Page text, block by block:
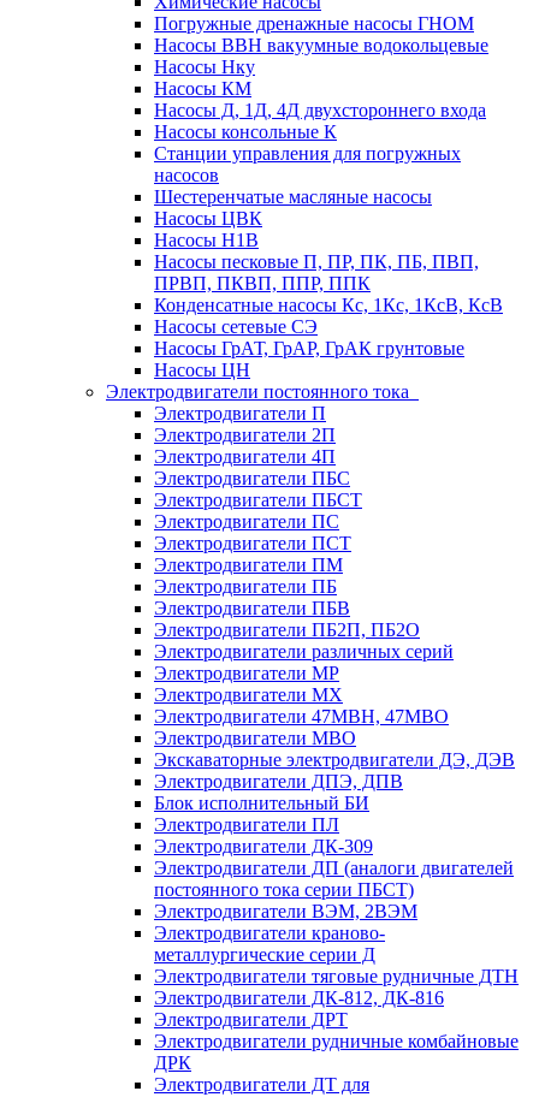
Погружные дренажные насосы ГНОМ
Насосы ВВН вакуумные водокольцевые
Насосы Нку
Насосы КМ
Насосы Д, 1Д, 4Д двухстороннего входа
Насосы консольные К
Станции управления для погружных
насосов
Шестеренчатые масляные насосы
Насосы ЦВК
Насосы Н1В
Насосы песковые П, ПР, ПК, ПБ, ПВП,
ПРВП, ПКВП, ППР, ППК
Конденсатные насосы Кс, 1Кс, 1КсВ, КсВ
Насосы сетевые СЭ
Насосы ГрАТ, ГрАР, ГрАК грунтовые
Насосы ЦН
Электродвигатели постоянного тока
Электродвигатели П
Электродвигатели 2П
Электродвигатели 4П
Электродвигатели ПБС
Электродвигатели ПБСТ
Электродвигатели ПС
Электродвигатели ПСТ
Электродвигатели ПМ
Электродвигатели ПБ
Электродвигатели ПБВ
Электродвигатели ПБ2П, ПБ2О
Электродвигатели различных серий
Электродвигатели МР
Электродвигатели MX
Электродвигатели 47MBH, 47МВО
Электродвигатели MBO
Экскаваторные электродвигатели ДЭ, ДЭВ
Электродвигатели ДПЭ, ДПВ
Блок исполнительный БИ
Электродвигатели ПЛ
Электродвигатели ДК-309
Электродвигатели ДП (аналоги двигателей
постоянного тока серии ПБСТ)
Электродвигатели ВЭМ, 2ВЭМ
Электродвигатели краново-
металлургические серии Д
Электродвигатели тяговые рудничные ДТН
Электродвигатели ДК-812, ДК-816
Электродвигатели ДРТ
Электродвигатели рудничные комбайновые
ДРК
Электродвигатели ДТ для